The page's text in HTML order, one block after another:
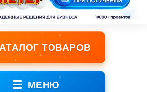
ТОВАРОВ
☰ МЕНЮ